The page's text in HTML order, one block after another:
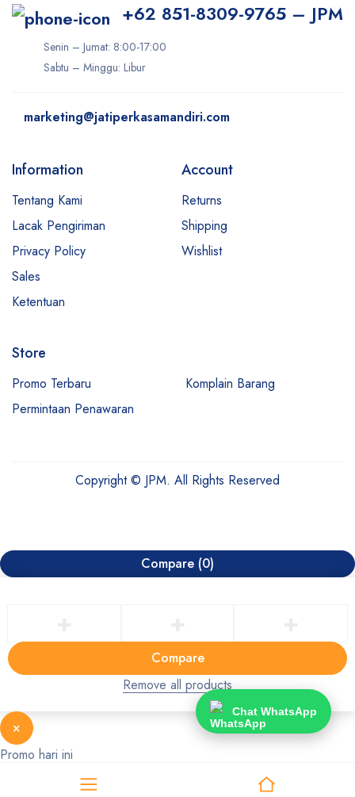
+62 851-8309-9765 – JPM
Senin – Jumat: 8:00-17:00
Sabtu – Minggu: Libur
marketing@jatiperkasamandiri.com
Information
Tentang Kami
Lacak Pengiriman
Privacy Policy
Sales
Ketentuan
Account
Returns
Shipping
Wishlist
Store
Promo Terbaru
Komplain Barang
Permintaan Penawaran
Copyright © JPM. All Rights Reserved
Compare (0)
Compare
Remove all products
×
Promo hari ini
Chat WhatsApp